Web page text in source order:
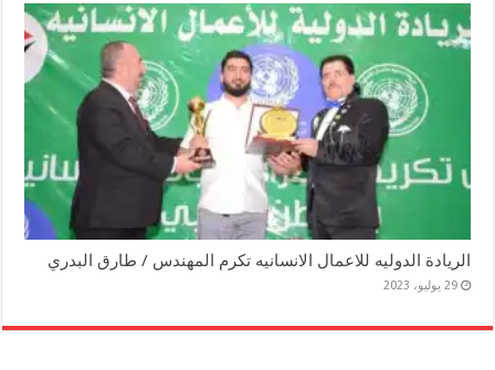
الريادة الدوليه للاعمال الانسانيه تكرم المهندس / طارق البدري
29 يوليو، 2023